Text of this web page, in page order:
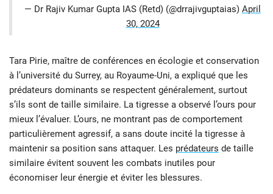
— Dr Rajiv Kumar Gupta IAS (Retd) (@drrajivguptaias) April
30, 2024
Tara Pirie, maître de conférences en écologie et conservation
à l’université du Surrey, au Royaume-Uni, a expliqué que les
prédateurs dominants se respectent généralement, surtout
s’ils sont de taille similaire. La tigresse a observé l’ours pour
mieux l’évaluer. L’ours, ne montrant pas de comportement
particulièrement agressif, a sans doute incité la tigresse à
maintenir sa position sans attaquer. Les prédateurs de taille
similaire évitent souvent les combats inutiles pour
économiser leur énergie et éviter les blessures.